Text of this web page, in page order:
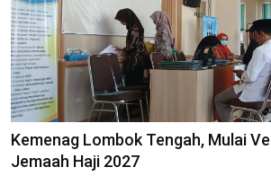
Kemenag Lombok Tengah, Mulai
Jemaah Haji 2027